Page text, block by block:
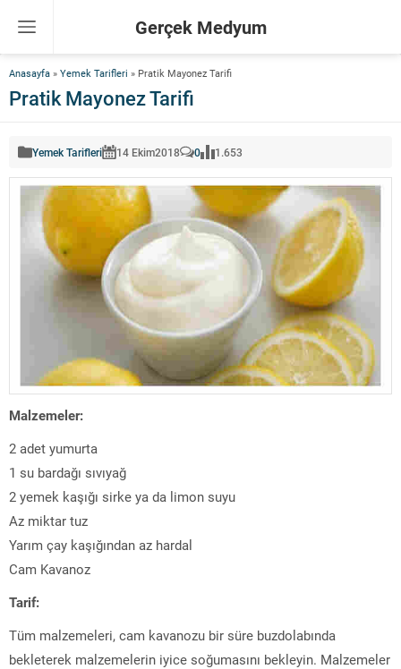
Gerçek Medyum
Anasayfa » Yemek Tarifleri » Pratik Mayonez Tarifi
Pratik Mayonez Tarifi
Yemek Tarifleri 14 Ekim2018 0 1.653
Malzemeler:
2 adet yumurta
1 su bardağı sıvıyağ
2 yemek kaşığı sirke ya da limon suyu
Az miktar tuz
Yarım çay kaşığından az hardal
Cam Kavanoz
Tarif:
Tüm malzemeleri, cam kavanozu bir süre buzdolabında
bekleterek malzemelerin iyice soğumasını bekleyin. Malzemeler